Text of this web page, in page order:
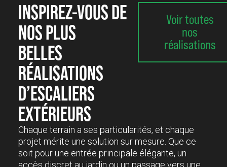
INSPIREZ-VOUS DE
NOS PLUS
BELLES
RÉALISATIONS
D’ESCALIERS
EXTÉRIEURS
Voir toutes
nos
réalisations
Chaque terrain a ses particularités, et chaque
projet mérite une solution sur mesure. Que ce
soit pour une entrée principale élégante, un
accès discret au jardin ou un passage vers une